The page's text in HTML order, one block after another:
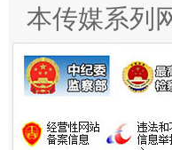
揭批美国五大
本传媒系列